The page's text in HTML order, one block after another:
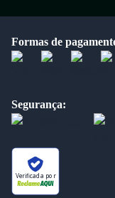
Formas de
Segurança:
Verificada por